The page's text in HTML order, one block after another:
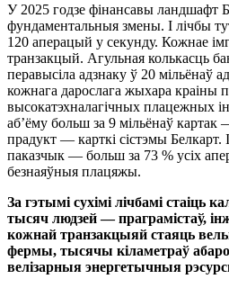
У 2025 годзе фінансавы ландшафт
фундаментальныя змены. І лічбы
120 аперацый у секунду. Кожнае
транзакцый. Агульная колькасць
перавысіла адзнаку ў 20 мільёнаў
кожнага дарослага жыхара краіны
высокатэхналагічных плацежных
аб’ёму больш за 9 мільёнаў
прадукт — карткі сістэмы
паказчык — больш за 73 % усіх
безнаяўныя плацяжы.
За гэтымі сухімі лічбамі стаіць
тысяч людзей — праграмістаў,
кожнай транзакцыяй стаяць
фермы, тысячы кіламетраў
велізарныя энергетычныя